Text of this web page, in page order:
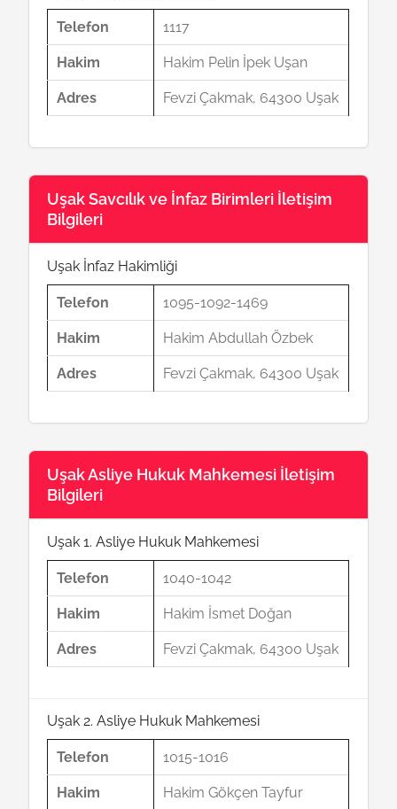
Telefon 1117
Hakim Hakim Pelin İpek Uşan
Adres Fevzi Çakmak, 64300 Uşak
Uşak Savcılık ve İnfaz Birimleri İletişim
Bilgileri
Uşak İnfaz Hakimliği
Telefon 1095-1092-1469
Hakim Hakim Abdullah Özbek
Adres Fevzi Çakmak, 64300 Uşak
Uşak Asliye Hukuk Mahkemesi İletişim
Bilgileri
Uşak 1. Asliye Hukuk Mahkemesi
Telefon 1040-1042
Hakim Hakim İsmet Doğan
Adres Fevzi Çakmak, 64300 Uşak
Uşak 2. Asliye Hukuk Mahkemesi
Telefon 1015-1016
Hakim Hakim Gökçen Tayfur